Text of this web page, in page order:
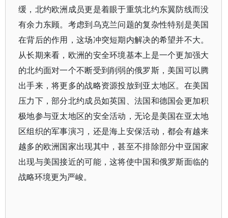
缓，北约欧洲成员更是着眼于重筑北约东翼防线而没
有余力东顾。考虑到乌克兰问题的复杂性特别是美国
在背后的作用，这场冲突短期内解决的希望并不大。
从长期来看，欧洲的安全环境基本上是一个更加强大
的北约面对一个不断受到削弱的俄罗斯，美国可以腾
出手来，将更多的战略资源投放到亚太地区。在美国
压力下，部分北约成员如英国、法国和德国会更加积
极地参与亚太地区的安全活动，无论是美国在亚太地
区组织的军事演习，还是海上安保活动，都会有越来
越多的欧洲国家出现其中，甚至不排除部分中亚国家
出现与美国接近的可能，这将使中国和俄罗斯面临的
战略环境更为严峻。